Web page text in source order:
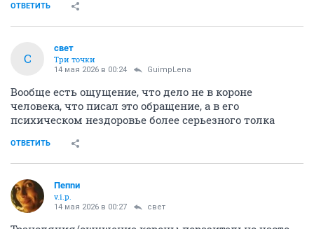
ОТВЕТИТЬ
С
свет
Три точки
14 мая 2026 в 00:24 GuimpLena
Вообще есть ощущение, что дело не в короне
человека, что писал это обращение, а в его
психическом нездоровье более серьезного толка
ОТВЕТИТЬ
Пепnи
v.i.p.
14 мая 2026 в 00:27 свет